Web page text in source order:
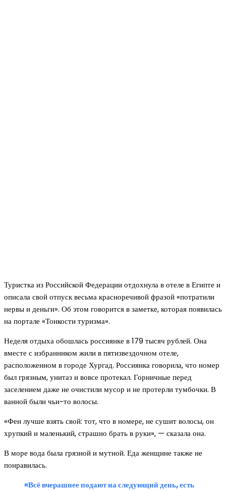
Туристка из Российской Федерации отдохнула в отеле в Египте и
описала свой отпуск весьма красноречивой фразой «потратили
нервы и деньги». Об этом говорится в заметке, которая появилась
на портале «Тонкости туризма».
Неделя отдыха обошлась россиянке в 179 тысяч рублей. Она
вместе с избранником жили в пятизвездочном отеле,
расположенном в городе Хургад. Россиянка говорила, что номер
был грязным, унитаз и вовсе протекал. Горничные перед
заселением даже не очистили мусор и не протерли тумбочки. В
ванной были чьи-то волосы.
«Фен лучше взять свой: тот, что в номере, не сушит волосы, он
хрупкий и маленький, страшно брать в руки», — сказала она.
В море вода была грязной и мутной. Еда женщине также не
понравилась.
«Всё вчерашнее подают на следующий день, есть